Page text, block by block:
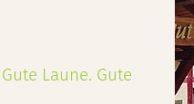
Laune. Gute